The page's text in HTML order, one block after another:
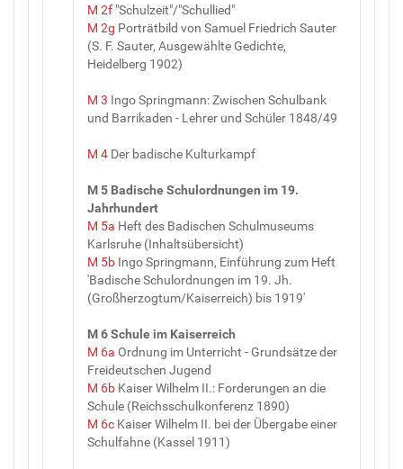
M 2f "Schulzeit"/"Schullied"
M 2g Porträtbild von Samuel Friedrich Sauter
(S. F. Sauter, Ausgewählte Gedichte,
Heidelberg 1902)
M 3 Ingo Springmann: Zwischen Schulbank
und Barrikaden - Lehrer und Schüler 1848/49
M 4 Der badische Kulturkampf
M 5 Badische Schulordnungen im 19.
Jahrhundert
M 5a Heft des Badischen Schulmuseums
Karlsruhe (Inhaltsübersicht)
M 5b Ingo Springmann, Einführung zum Heft
'Badische Schulordnungen im 19. Jh.
(Großherzogtum/Kaiserreich) bis 1919'
M 6 Schule im Kaiserreich
M 6a Ordnung im Unterricht - Grundsätze der
Freideutschen Jugend
M 6b Kaiser Wilhelm II.: Forderungen an die
Schule (Reichsschulkonferenz 1890)
M 6c Kaiser Wilhelm II. bei der Übergabe einer
Schulfahne (Kassel 1911)